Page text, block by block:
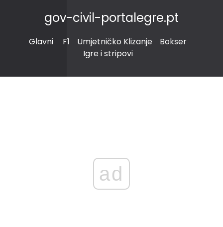
gov-civil-portalegre.pt
Glavni F1 Umjetničko Klizanje
Bokser
Igre i stripovi
ad